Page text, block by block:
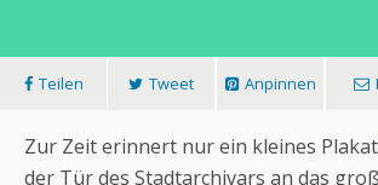
Teilen Tweet Anpinnen
Zur Zeit erinnert nur ein kleines
der Tür des Stadtarchivars an das